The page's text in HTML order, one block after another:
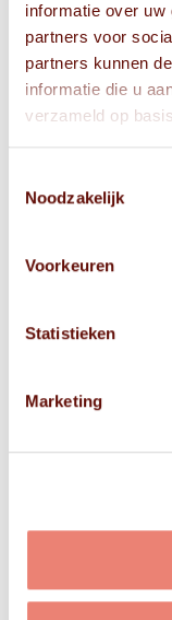
informatie over
partners voor
partners kunnen
informatie die u
verzameld op
Noodzakelijk
Voorkeuren
Statistieken
Marketing